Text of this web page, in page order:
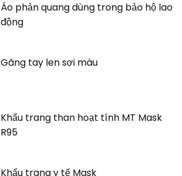
Áo phản quang dùng trong bảo hộ lao
động
Găng tay len sợi màu
Khẩu trang than hoạt tính MT Mask
R95
Khẩu trang y tế Mask